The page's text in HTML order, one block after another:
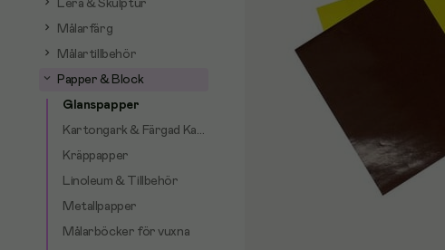
Lera & Skulptur
Målarfärg
Målartillbehör
Papper & Block
Glanspapper
Kartongark & Färgad Kartong
Kräppapper
Linoleum & Tillbehör
Metallpapper
Målarböcker för vuxna